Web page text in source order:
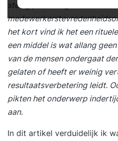
stevig
het kort vind ik het een
een middel is wat allang
van de mensen ondergaat
gelaten of heeft er weinig
resultaatsverbetering leidt.
pikten het onderwerp
aan.
In dit artikel verduidelijk ik